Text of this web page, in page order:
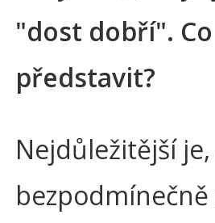
"dost dobří".
představit?
Nejdůležitější